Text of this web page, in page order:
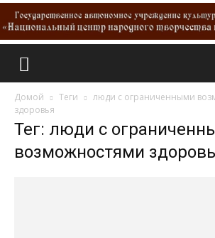
Домой Теги
люди с ограниченными
здоровья
Тег: люди с
возможностями